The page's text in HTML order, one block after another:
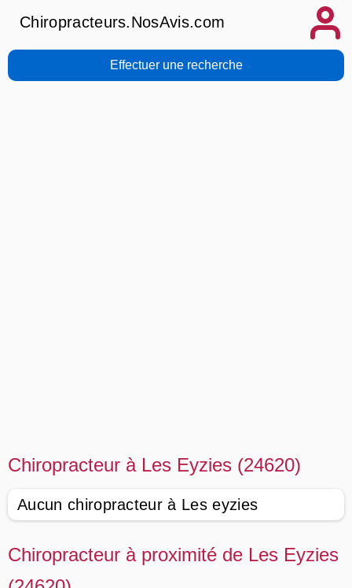
Chiropracteurs.NosAvis.com
Effectuer une recherche
Chiropracteur à Les Eyzies (24620)
Aucun chiropracteur à Les eyzies
Chiropracteur à proximité de Les Eyzies